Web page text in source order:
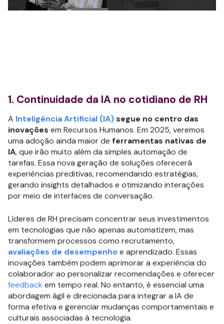
1. Continuidade da IA no cotidiano de RH
A Inteligência Artificial (IA)segue no centro das
inovações em Recursos Humanos. Em 2025, veremos
uma adoção ainda maior de ferramentas nativas de
IA, que irão muito além da simples automação de
tarefas. Essa nova geração de soluções oferecerá
experiências preditivas, recomendando estratégias,
gerando insights detalhados e otimizando interações
por meio de interfaces de conversação.
Líderes de RH precisam concentrar seus investimentos
em tecnologias que não apenas automatizem, mas
transformem processos como recrutamento,
avaliações de desempenhoe aprendizado. Essas
inovações também podem aprimorar a experiência do
colaborador ao personalizar recomendações e oferecer
feedback em tempo real. No entanto, é essencial uma
abordagem ágil e direcionada para integrar a IA de
forma efetiva e gerenciar mudanças comportamentais e
culturais associadas à tecnologia.